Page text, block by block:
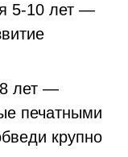
5-10 лет —
8 лет —
печатными
крупно